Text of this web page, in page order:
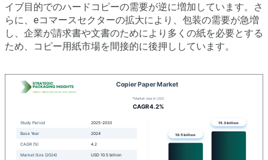
イブ目的でのハードコピーの需要が逆に増加しています。さ
らに、eコマースセクターの拡大により、包装の需要が急増
し、企業が請求書や文書のためにより多くの紙を必要とする
ため、コピー用紙市場を間接的に後押ししています。